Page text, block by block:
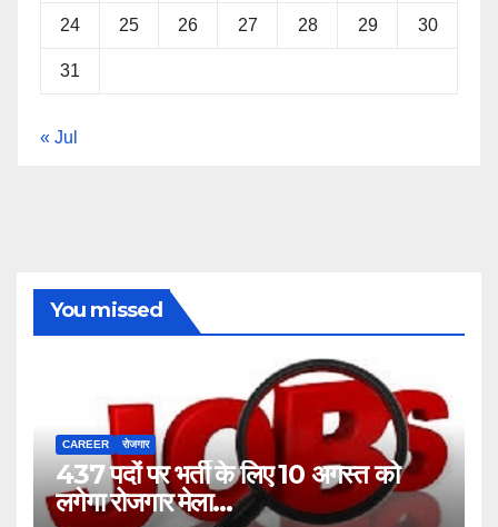
24 25 26 27 28 29 30
31
« Jul
You missed
CAREER रोजगार
437 पदों पर भर्ती के लिए 10 अगस्त को
लगेगा रोजगार मेला…